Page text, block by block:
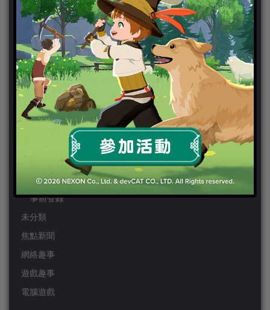
PS3
PS4
PSP
Wii
Wiiu
XBOX ONE
XBOX360
IOS
事前登錄
未分類
焦點新聞
網絡趣事
遊戲趣事
電腦遊戲